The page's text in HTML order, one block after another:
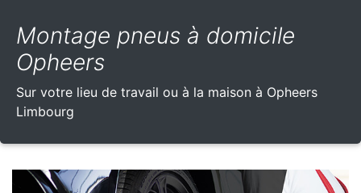
Montage pneus à domicile
Opheers
Sur votre lieu de travail ou à la maison à Opheers
Limbourg